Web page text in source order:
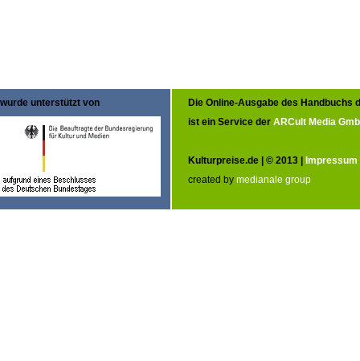
wurde unterstützt von
Die Online-Ausgabe des Handbuchs
ist ein Service der ARCult Media
Kulturpreise.de | © 2013 | Impressum
created by medianale group